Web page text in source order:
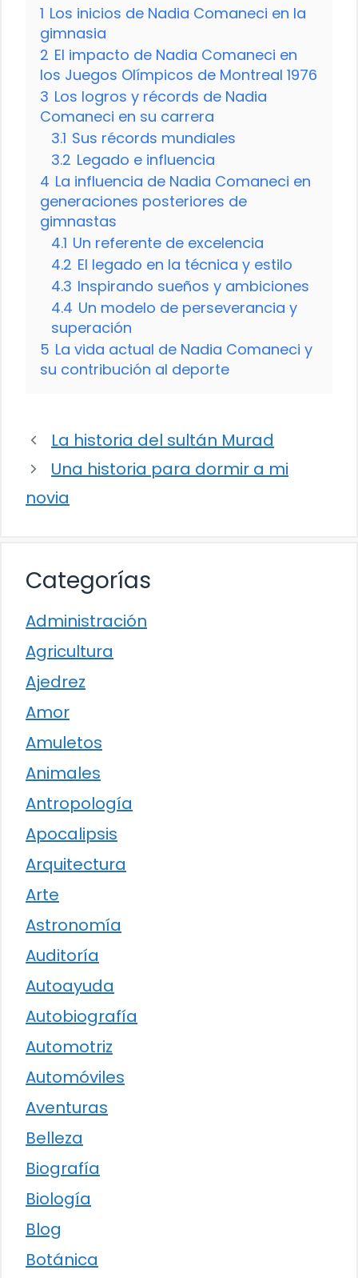
1 Los inicios de Nadia Comaneci en la
gimnasia
2 El impacto de Nadia Comaneci en
los Juegos Olímpicos de Montreal 1976
3 Los logros y récords de Nadia
Comaneci en su carrera
3.1 Sus récords mundiales
3.2 Legado e influencia
4 La influencia de Nadia Comaneci en
generaciones posteriores de
gimnastas
4.1 Un referente de excelencia
4.2 El legado en la técnica y estilo
4.3 Inspirando sueños y ambiciones
4.4 Un modelo de perseverancia y
superación
5 La vida actual de Nadia Comaneci y
su contribución al deporte
La historia del sultán Murad
Una historia para dormir a mi
novia
Categorías
Administración
Agricultura
Ajedrez
Amor
Amuletos
Animales
Antropología
Apocalipsis
Arquitectura
Arte
Astronomía
Auditoría
Autoayuda
Autobiografía
Automotriz
Automóviles
Aventuras
Belleza
Biografía
Biología
Blog
Botánica